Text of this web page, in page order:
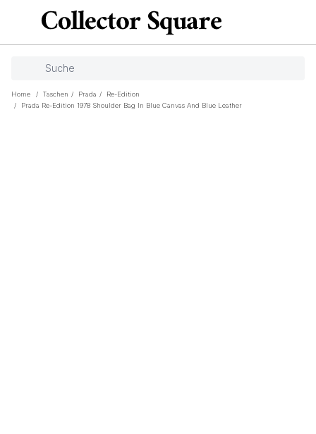
Home / Taschen / Prada /
Re-Edition
/
Prada Re-Edition 1978 Shoulder Bag In Blue Canvas And Blue Leather